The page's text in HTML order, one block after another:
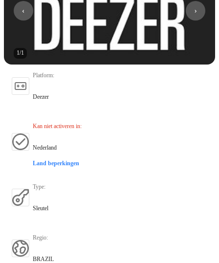
1/1
Platform:
Deezer
Kan niet activeren in:
Nederland
Land beperkingen
Type:
Sleutel
Regio:
BRAZIL